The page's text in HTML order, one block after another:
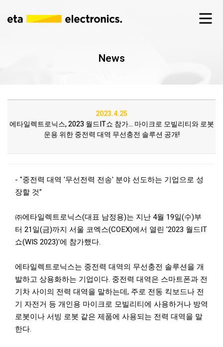
News
2023.4.25
에타일렉트로닉스, 2023 월드IT쇼 참가... 마이크로 모빌리티와 로봇
운용 위한 중전력 대역 무선충전 솔루션 공개!
- "중전력 대역 '무선전력 전송' 분야 선도하는 기업으로 성
장할 것"
㈜에타일렉트로닉스(대표 남정용)는 지난 4월 19일(수)부
터 21일(금)까지 서울 코엑스(COEX)에서 열린 '2023 월드IT
쇼(WIS 2023)'에 참가했다.
에타일렉트로닉스는 중전력 대역의 무선충전 솔루션을 개
발하고 상용화하는 기업이다. 중전력 대역은 스마트폰과 전
기차 사이의 전력 대역을 말하는데, 주로 전동 킥보드나 전
기 자전거 등 개인용 마이크로 모빌리티에 사용하거나 방역
로봇이나 서빙 로봇 같은 제품에 사용되는 전력 대역을 말
한다.